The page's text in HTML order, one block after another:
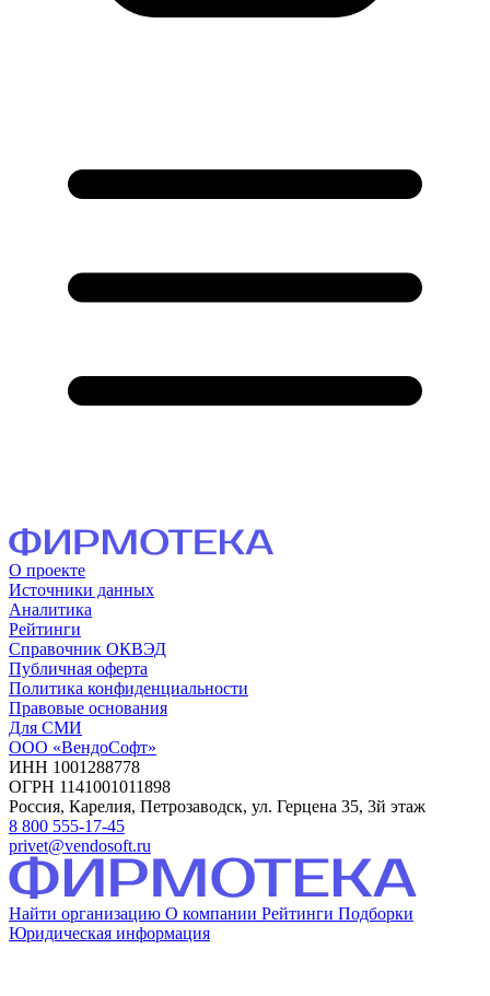
О проекте
Источники данных
Аналитика
Рейтинги
Справочник ОКВЭД
Публичная оферта
Политика конфиденциальности
Правовые основания
Для СМИ
ООО «ВендоСофт»
ИНН 1001288778
ОГРН 1141001011898
Россия, Карелия, Петрозаводск, ул. Герцена 35, 3й этаж
8 800 555-17-45
privet@vendosoft.ru
Найти организацию О компании Рейтинги Подборки
Юридическая информация